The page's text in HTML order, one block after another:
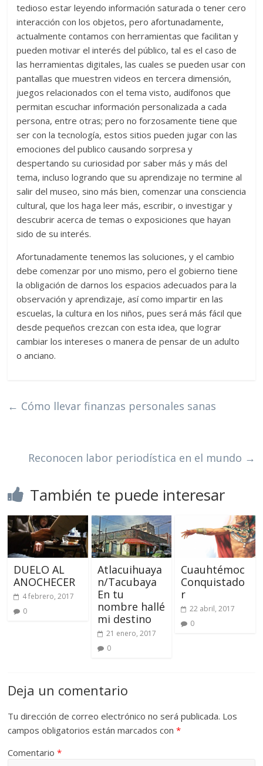
tedioso estar leyendo información saturada o tener cero
interacción con los objetos, pero afortunadamente,
actualmente contamos con herramientas que facilitan y
pueden motivar el interés del público, tal es el caso de
las herramientas digitales, las cuales se pueden usar con
pantallas que muestren videos en tercera dimensión,
juegos relacionados con el tema visto, audífonos que
permitan escuchar información personalizada a cada
persona, entre otras; pero no forzosamente tiene que
ser con la tecnología, estos sitios pueden jugar con las
emociones del publico causando sorpresa y
despertando su curiosidad por saber más y más del
tema, incluso logrando que su aprendizaje no termine al
salir del museo, sino más bien, comenzar una consciencia
cultural, que los haga leer más, escribir, o investigar y
descubrir acerca de temas o exposiciones que hayan
sido de su interés.
Afortunadamente tenemos las soluciones, y el cambio
debe comenzar por uno mismo, pero el gobierno tiene
la obligación de darnos los espacios adecuados para la
observación y aprendizaje, así como impartir en las
escuelas, la cultura en los niños, pues será más fácil que
desde pequeños crezcan con esta idea, que lograr
cambiar los intereses o manera de pensar de un adulto
o anciano.
← Cómo llevar finanzas personales sanas
Reconocen labor periodística en el mundo →
También te puede interesar
DUELO AL
ANOCHECER
4 febrero, 2017
0
Atlacuihuaya
n/Tacubaya
En tu
nombre hallé
mi destino
21 enero, 2017
0
Cuauhtémoc
Conquistado
r
22 abril, 2017
0
Deja un comentario
Tu dirección de correo electrónico no será publicada. Los
campos obligatorios están marcados con*
Comentario*